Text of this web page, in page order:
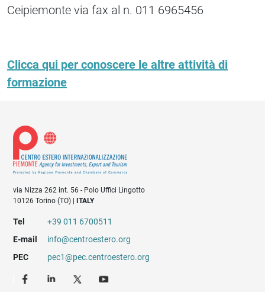
Ceipiemonte via fax al n. 011 6965456
Clicca qui per conoscere le altre attività di
formazione
via Nizza 262 int. 56 - Polo Uffici Lingotto
10126 Torino (TO) |
ITALY
Tel
+39 011 6700511
E-mail
info@centroestero.org
PEC
pec1@pec.centroestero.org